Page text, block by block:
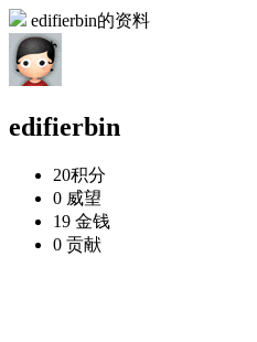
edifierbin的资料
edifierbin
20积分
0 威望
19 金钱
0 贡献